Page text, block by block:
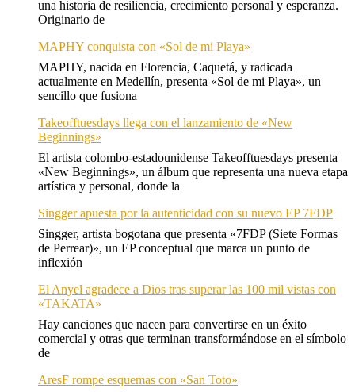
una historia de resiliencia, crecimiento personal y esperanza.
Originario de
MAPHY conquista con «Sol de mi Playa»
MAPHY, nacida en Florencia, Caquetá, y radicada
actualmente en Medellín, presenta «Sol de mi Playa», un
sencillo que fusiona
Takeofftuesdays llega con el lanzamiento de «New
Beginnings»
El artista colombo-estadounidense Takeofftuesdays presenta
«New Beginnings», un álbum que representa una nueva etapa
artística y personal, donde la
Singger apuesta por la autenticidad con su nuevo EP 7FDP
Singger, artista bogotana que presenta «7FDP (Siete Formas
de Perrear)», un EP conceptual que marca un punto de
inflexión
El Anyel agradece a Dios tras superar las 100 mil vistas con
«TAKATA»
Hay canciones que nacen para convertirse en un éxito
comercial y otras que terminan transformándose en el símbolo
de
AresF rompe esquemas con «San Toto»